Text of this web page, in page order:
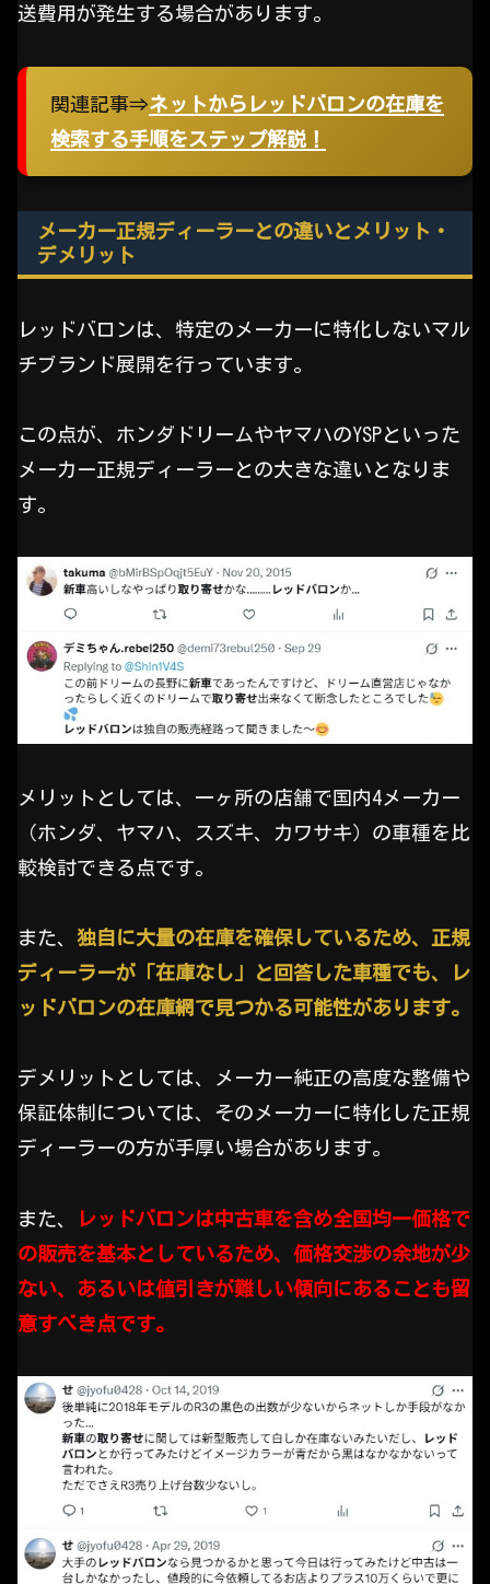
送費用が発生する場合があります。
関連記事⇒ネットからレッドバロンの在庫を
検索する手順をステップ解説！
メーカー正規ディーラーとの違いとメリット・
デメリット
レッドバロンは、特定のメーカーに特化しないマル
チブランド展開を行っています。
この点が、ホンダドリームやヤマハのYSPといった
メーカー正規ディーラーとの大きな違いとなりま
す。
メリットとしては、一ヶ所の店舗で国内4メーカー
（ホンダ、ヤマハ、スズキ、カワサキ）の車種を比
較検討できる点です。
また、 独自に大量の在庫を確保しているため、正規
ディーラーが「在庫なし」と回答した車種でも、レ
ッドバロンの在庫網で見つかる可能性があります。
デメリットとしては、メーカー純正の高度な整備や
保証体制については、そのメーカーに特化した正規
ディーラーの方が手厚い場合があります。
また、
レッドバロンは中古車を含め全国均一価格で
の販売を基本としているため、価格交渉の余地が少
ない、あるいは値引きが難しい傾向にあることも留
意すべき点です。